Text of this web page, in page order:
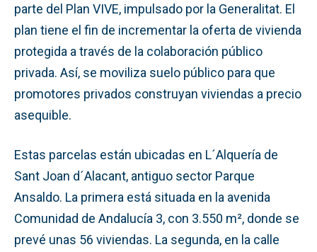
parte del Plan VIVE, impulsado por la Generalitat. El
plan tiene el fin de incrementar la oferta de vivienda
protegida a través de la colaboración público
privada. Así, se moviliza suelo público para que
promotores privados construyan viviendas a precio
asequible.
Estas parcelas están ubicadas en L´Alquería de
Sant Joan d´Alacant, antiguo sector Parque
Ansaldo. La primera está situada en la avenida
Comunidad de Andalucía 3, con 3.550 m², donde se
prevé unas 56 viviendas. La segunda, en la calle